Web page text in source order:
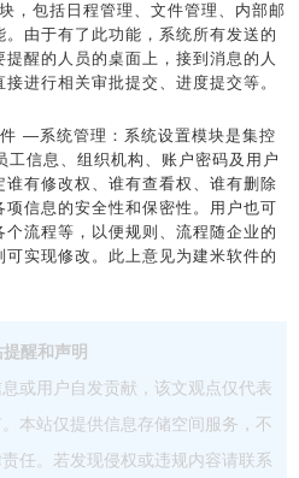
，包括日程管理、文件管理、内部邮
由于有了此功能，系统所有发送的
醒的人员的桌面上，接到消息的人
进行相关审批提交、进度提交等。
—系统管理：系统设置模块是集控
工信息、组织机构、账户密码及用户
有修改权、谁有查看权、谁有删除
信息的安全性和保密性。用户也可
流程等，以便规则、流程随企业的
实现修改。此上意见为建米软件的
提醒和声明
或用户自发贡献，该文观点仅代表
本站仅提供信息存储空间服务，不
任。若发现侵权或违规内容请联系